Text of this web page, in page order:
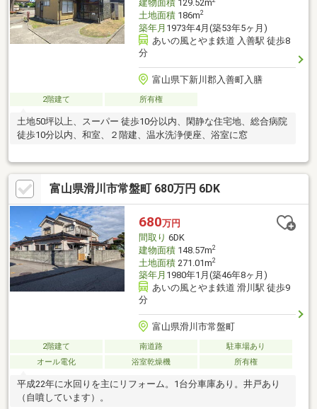
建物面積129.52m
土地面積186m2
築年月 1973年4月(築53年5ヶ月)
あいの風とやま鉄道 入善駅 徒歩8
分
富山県下新川郡入善町入膳
2階建て 所有権
土地50坪以上、スーパー 徒歩10分以内、閑静な住宅地、総合病院
徒歩10分以内、和室、２階建、温水洗浄便座、浴室に窓
富山県滑川市常盤町 680万円 6DK
680万円
間取り 6DK
建物面積148.57m2
土地面積271.01m2
築年月 1980年1月(築46年8ヶ月)
あいの風とやま鉄道 滑川駅 徒歩9
分
富山県滑川市常盤町
2階建て 南道路
駐車場あり
オール電化
浴室乾燥機 所有権
平成22年に水回りを主にリフォーム。1台分車庫あり。井戸あり
（自噴しています）。